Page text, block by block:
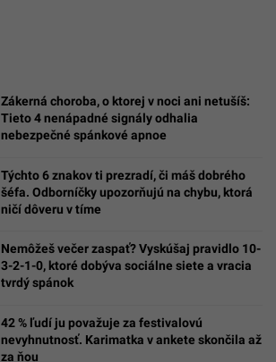
Zákerná choroba, o ktorej v noci ani netušíš:
Tieto 4 nenápadné signály odhalia
nebezpečné spánkové apnoe
Týchto 6 znakov ti prezradí, či máš dobrého
šéfa. Odborníčky upozorňujú na chybu, ktorá
ničí dôveru v tíme
Nemôžeš večer zaspať? Vyskúšaj pravidlo 10-
3-2-1-0, ktoré dobýva sociálne siete a vracia
tvrdý spánok
42 % ľudí ju považuje za festivalovú
nevyhnutnosť. Karimatka v ankete skončila až
za ňou